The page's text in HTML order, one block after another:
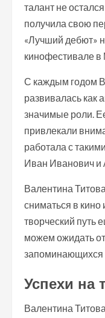
талант не
получила свою
«Лучший дебют»
кинофестивале в
С каждым годом
развивалась как
значимые роли.
привлекали
работала с
Иван Иванович и
Валентина
сниматься в кино
творческий путь
можем ожидать
запоминающихся
Успехи на
Валентина